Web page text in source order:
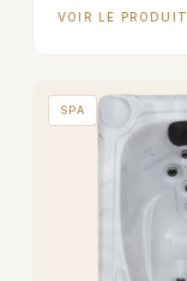
VOIR LE PRODUIT
SPA